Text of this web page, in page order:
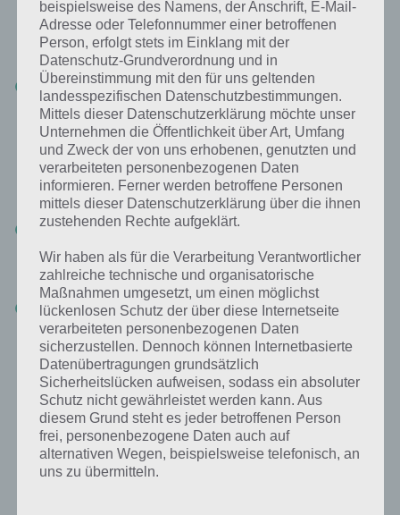
Hast du bereits Erfahrung damit, dann kannst du auch direkt online
einkaufen, wo die Auswahl deutlich größer ist. In diesem Artikel
verlinken wir auf folgende Shops:
Nullprozentshop.de : Sehr seriöser Anbieter (gehört zur
notebooksbilliger.de AG – einer der größten Technik-
Versandhändler in Deutschland). Großer Vorteil: Du zahlst den
Preis des Smartphones nicht einmalig (was gerne mal 200 bis 800
Euro sein kann), sondern über 6, 9 oder 12 Monate und das
OHNE Mehrkosten. Damit hast du noch Geld für andere wichtige
Einkäufe zur Verfügung. Teilweise ist nullprozentshop sogar
günstiger als die Konkurrenz.
Amazon.de: Egal ob Versand und Verkauf via Amazon oder
ankommt und wenn nicht, du dich sofort beschweren kannst. Ist
sicherer, als bei unbekannten Shops einzukaufen.
Notebooksbilliger.de: Günstige Preise für Smartphones und
Tablets, sehr seriöser Anbieter aus Deutschland
Wir haben hier stets einen sogenannten Partnerlink integriert. Wenn
du den Link antippst, zahlst du KEINEN Cent mehr, wir bekommen
jedoch eine Provision vom Shop, wenn du dort einkaufst.
Smartphone Empfehlungen für
beispielsweise des Namens, der Anschrift, E-Mail-
Adresse oder Telefonnummer einer betroffenen
Person, erfolgt stets im Einklang mit der
Datenschutz-Grundverordnung und in
Übereinstimmung mit den für uns geltenden
landesspezifischen Datenschutzbestimmungen.
Mittels dieser Datenschutzerklärung möchte unser
Unternehmen die Öffentlichkeit über Art, Umfang
und Zweck der von uns erhobenen, genutzten und
verarbeiteten personenbezogenen Daten
informieren. Ferner werden betroffene Personen
mittels dieser Datenschutzerklärung über die ihnen
zustehenden Rechte aufgeklärt.
Wir haben als für die Verarbeitung Verantwortlicher
zahlreiche technische und organisatorische
Maßnahmen umgesetzt, um einen möglichst
lückenlosen Schutz der über diese Internetseite
verarbeiteten personenbezogenen Daten
sicherzustellen. Dennoch können Internetbasierte
Datenübertragungen grundsätzlich
Sicherheitslücken aufweisen, sodass ein absoluter
Schutz nicht gewährleistet werden kann. Aus
diesem Grund steht es jeder betroffenen Person
frei, personenbezogene Daten auch auf
alternativen Wegen, beispielsweise telefonisch, an
uns zu übermitteln.